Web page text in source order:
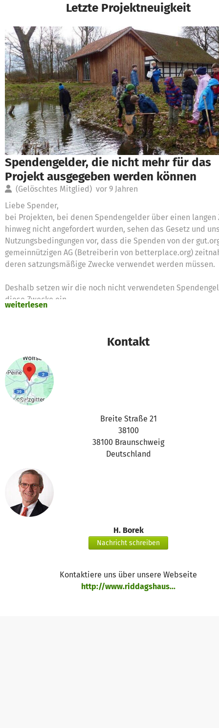
Letzte Projektneuigkeit
Spendengelder, die nicht mehr für das
Projekt ausgegeben werden können
(Gelöschtes Mitglied) vor 9 Jahren
Liebe Spender,
bei Projekten, bei denen Spendengelder über einen langen
hinweg nicht angefordert wurden, sehen das Gesetz und
Nutzungsbedingungen vor, dass die Spenden von der
gemeinnützigen AG (Betreiberin von betterplace.org)
deren satzungsmäßige Zwecke verwendet werden müssen.
Deshalb setzen wir die noch nicht verwendeten
diese Zwecke ein
weiterlesen
Kontakt
Breite Straße 21
38100
38100 Braunschweig
Deutschland
H. Borek
Nachricht schreiben
Kontaktiere uns über unsere Webseite
http://www.riddagshaus...